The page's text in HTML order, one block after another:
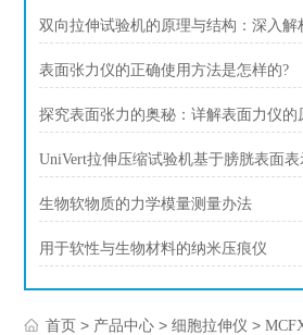
表面张力仪的正确使用方法是怎样的?
探究表面张力的奥秘：详解表面力仪的
UniVert拉伸压缩试验机基于膀胱表面
生物软物质的力学模量测量办法
用于软性与生物材料的纳米压痕仪
首页 > 产品中心 >细胞拉伸仪 >